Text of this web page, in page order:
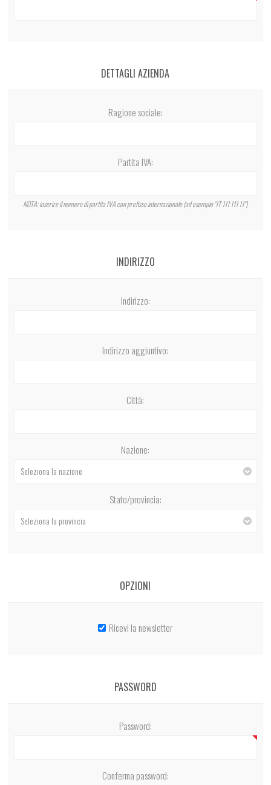
DETTAGLI AZIENDA
Ragione sociale:
Partita IVA:
NOTA: inserire il numero di partita IVA con prefisso internazionale (ad esempio "IT 111 111 11")
INDIRIZZO
Indirizzo:
Indirizzo aggiuntivo:
Città:
Nazione:
Seleziona la nazione
Stato/provincia:
Seleziona la provincia
OPZIONI
Ricevi la newsletter
PASSWORD
Password:
Conferma password: